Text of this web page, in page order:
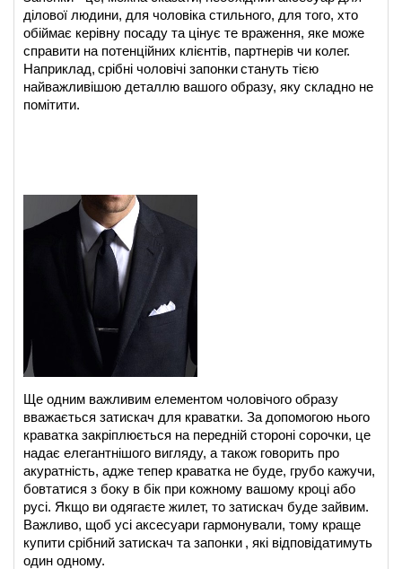
ділової людини, для чоловіка стильного, для того, хто
обіймає керівну посаду та цінує те враження, яке може
справити на потенційних клієнтів, партнерів чи колег.
Наприклад, срібні чоловічі запонкистануть тією
найважливішою деталлю вашого образу, яку складно не
помітити.
Ще одним важливим елементом чоловічого образу
вважається затискач для краватки. За допомогою нього
краватка закріплюється на передній стороні сорочки, це
надає елегантнішого вигляду, а також говорить про
акуратність, адже тепер краватка не буде, грубо кажучи,
бовтатися з боку в бік при кожному вашому кроці або
русі. Якщо ви одягаєте жилет, то затискач буде зайвим.
Важливо, щоб усі аксесуари гармонували, тому краще
купити срібний затискач та запонки , які відповідатимуть
один одному.